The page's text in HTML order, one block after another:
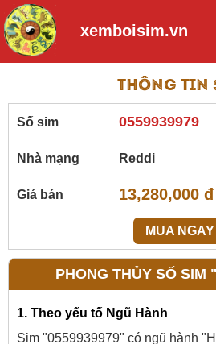
xemboisim.vn
Thông tin
Số sim 0559939979
Nhà mạng Reddi
Giá bán 13,280,000 đ
MUA NGAY
PHONG THỦY SỐ SIM
1. Theo yếu tố Ngũ Hành
Sim "0559939979" có ngũ hành